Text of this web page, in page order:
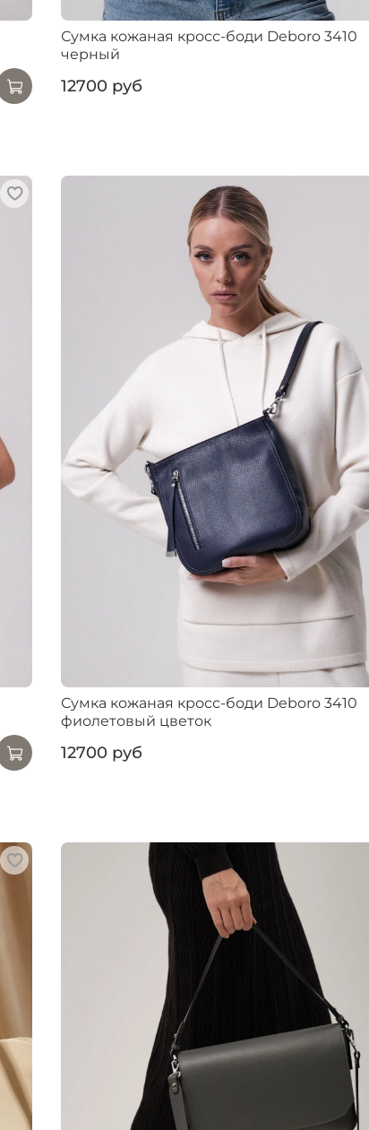
Сумка кожаная кросс-боди Deboro 3410
черный
12700 руб
Сумка кожаная кросс-боди Deboro 3410
фиолетовый цветок
12700 руб